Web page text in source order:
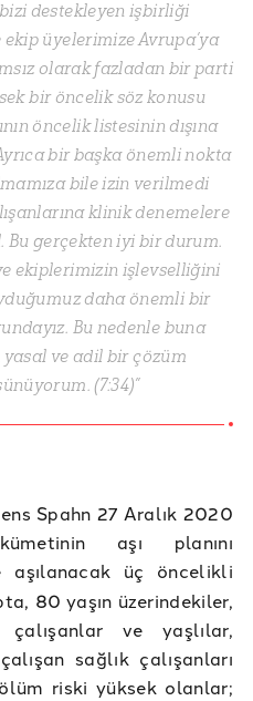
destekleyen işbirliği
ekip üyelerimize Avrupa’ya
olarak fazladan bir parti
bir öncelik söz konusu
öncelik listesinin dışına
bir başka önemli nokta
bile izin verilmedi
klinik denemelere
gerçekten iyi bir durum.
ekiplerimizin işlevselliğini
daha önemli bir
Bu nedenle buna
ve adil bir çözüm
(7:34)”
Spahn 27 Aralık 2020
aşı planını
üç öncelikli
80 yaşın üzerindekiler,
ve yaşlılar,
sağlık çalışanları
riski yüksek olanlar;